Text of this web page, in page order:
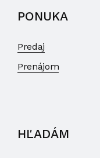
PONUKA
Predaj
Prenájom
HĽADÁM